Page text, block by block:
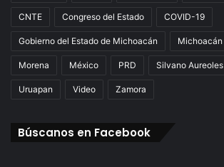
CNTE Congreso del Estado COVID-19
Gobierno del Estado de Michoacán Michoacán
Morena México PRD Silvano Aureoles
Uruapan Video Zamora
Búscanos en Facebook